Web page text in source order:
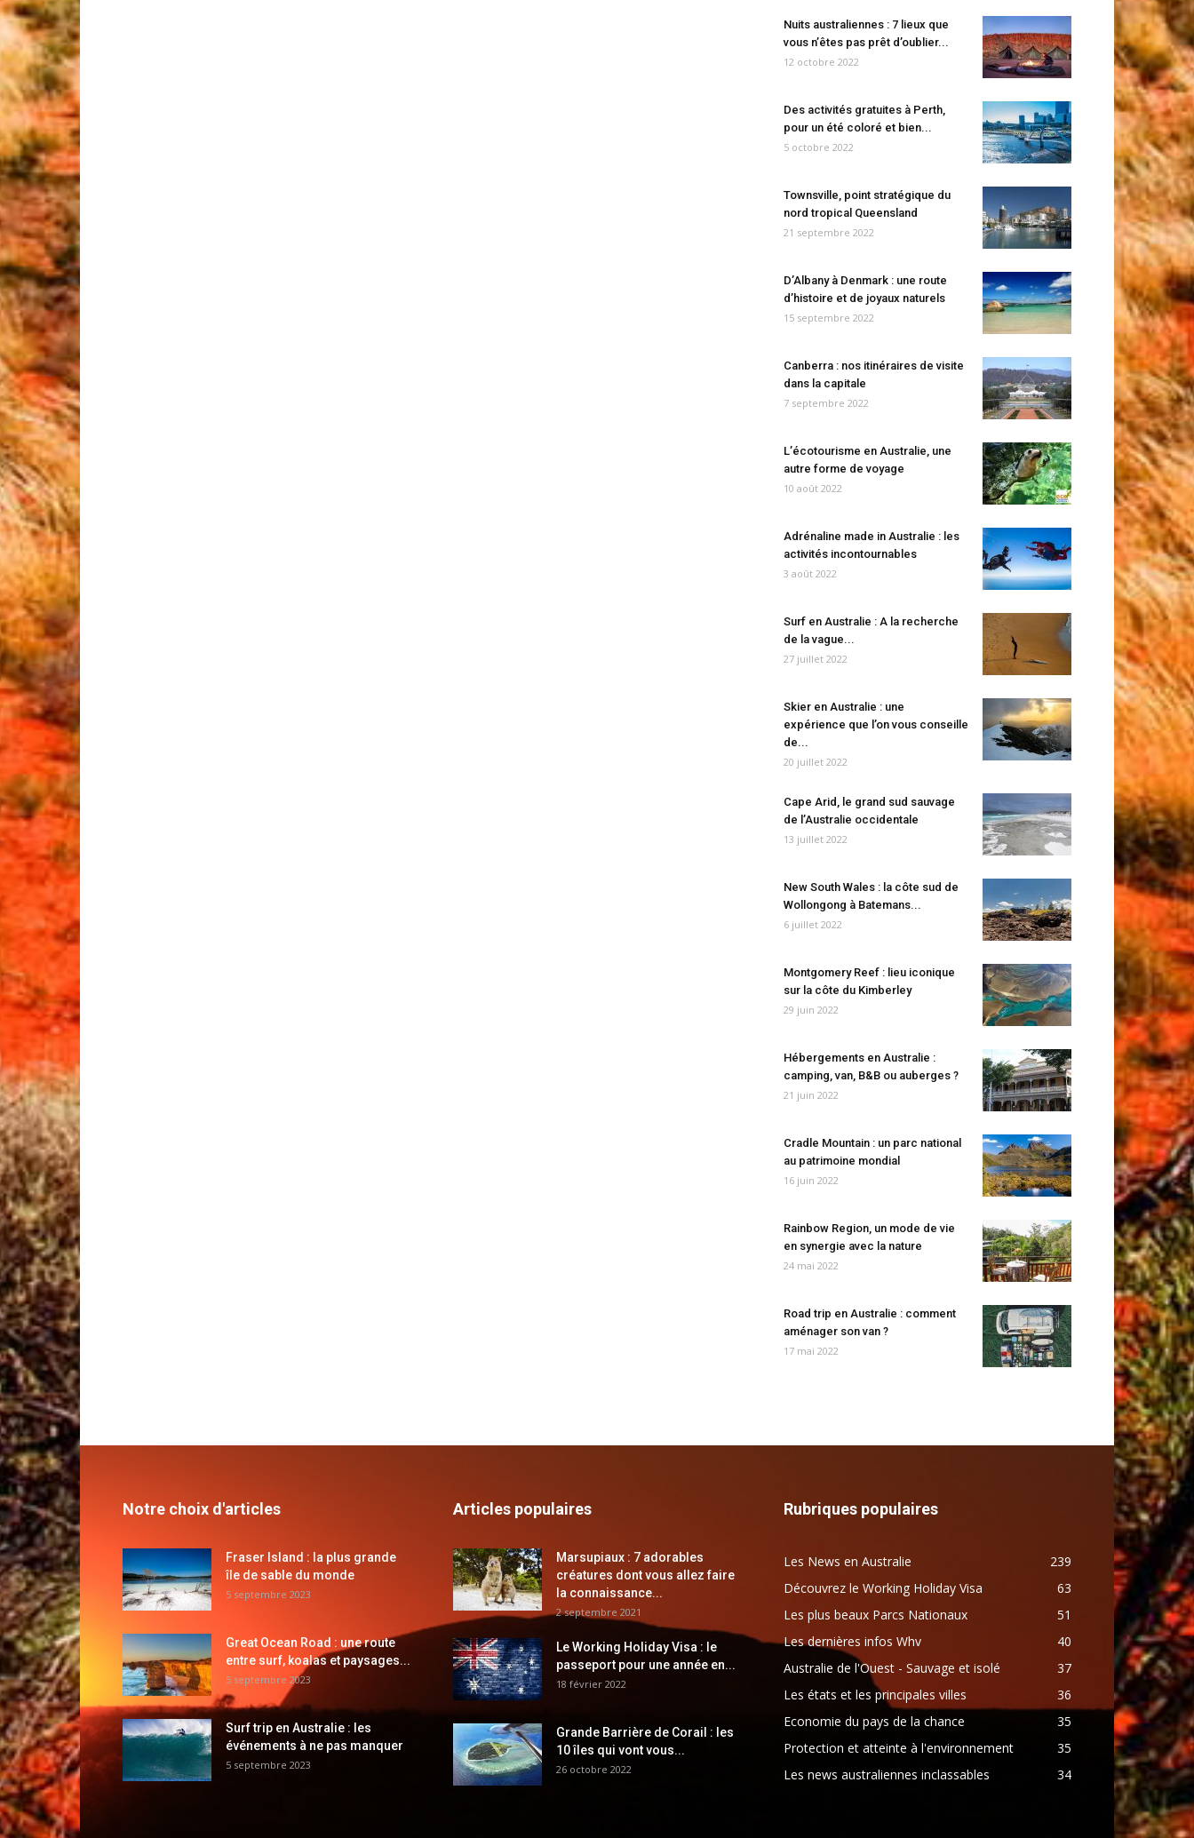
Nuits australiennes : 7 lieux que
vous n’êtes pas prêt d’oublier...
12 octobre 2022
Des activités gratuites à Perth,
pour un été coloré et bien...
5 octobre 2022
Townsville, point stratégique du
nord tropical Queensland
21 septembre 2022
D’Albany à Denmark : une route
d’histoire et de joyaux naturels
15 septembre 2022
Canberra : nos itinéraires de visite
dans la capitale
7 septembre 2022
L’écotourisme en Australie, une
autre forme de voyage
10 août 2022
Adrénaline made in Australie : les
activités incontournables
3 août 2022
Surf en Australie : A la recherche
de la vague...
27 juillet 2022
Skier en Australie : une
expérience que l’on vous conseille
de...
20 juillet 2022
Cape Arid, le grand sud sauvage
de l’Australie occidentale
13 juillet 2022
New South Wales : la côte sud de
Wollongong à Batemans...
6 juillet 2022
Montgomery Reef : lieu iconique
sur la côte du Kimberley
29 juin 2022
Hébergements en Australie :
camping, van, B&B ou auberges ?
21 juin 2022
Cradle Mountain : un parc national
au patrimoine mondial
16 juin 2022
Rainbow Region, un mode de vie
en synergie avec la nature
24 mai 2022
Road trip en Australie : comment
aménager son van ?
17 mai 2022
Notre choix d'articles
Fraser Island : la plus grande
île de sable du monde
5 septembre 2023
Great Ocean Road : une route
entre surf, koalas et paysages...
5 septembre 2023
Surf trip en Australie : les
événements à ne pas manquer
5 septembre 2023
Articles populaires
Marsupiaux : 7 adorables
créatures dont vous allez faire
la connaissance...
2 septembre 2021
Le Working Holiday Visa : le
passeport pour une année en...
18 février 2022
Grande Barrière de Corail : les
10 îles qui vont vous...
26 octobre 2022
Rubriques populaires
Les News en Australie
239
Découvrez le Working Holiday Visa
63
Les plus beaux Parcs Nationaux
51
Les dernières infos Whv
40
Australie de l'Ouest - Sauvage et isolé
37
Les états et les principales villes
36
Economie du pays de la chance
35
Protection et atteinte à l'environnement
35
Les news australiennes inclassables
34